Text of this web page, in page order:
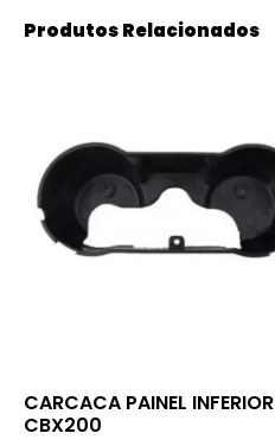
Produtos Relacionados
CARCACA PAINEL INFERIOR
CBX200